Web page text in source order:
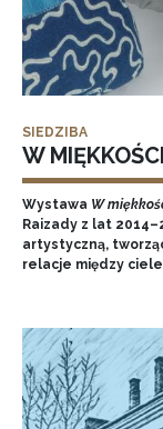
SIEDZIBA
W
Wystawa W
Raizady z lat
artystyczną,
relacje między